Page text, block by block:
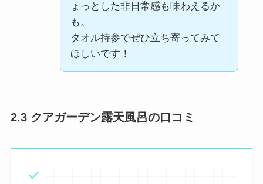
ょっとした非日常感も味わえるか
も。
タオル持参でぜひ立ち寄ってみて
ほしいです！
2.3 クアガーデン露天風呂の口コミ